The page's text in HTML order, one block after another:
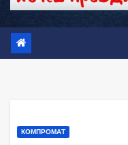
КОМПРОМАТ